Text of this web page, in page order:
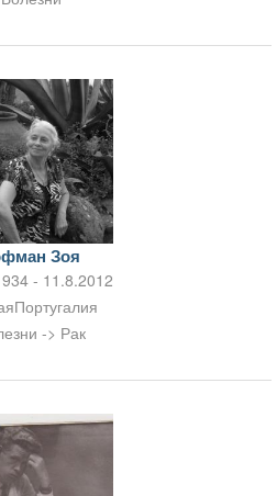
Зоя
- 11.8.2012
-> Рак